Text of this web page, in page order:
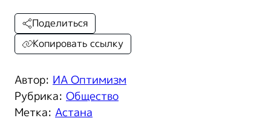
Автор: ИА Оптимизм
Рубрика: Общество
Метка: Астана
Поделиться
Копировать ссылку